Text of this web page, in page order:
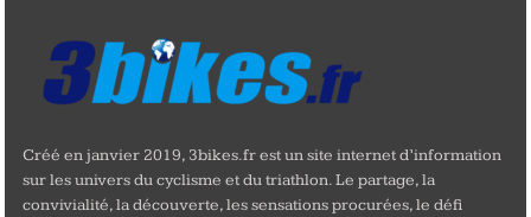
Créé en janvier 2019, 3bikes.fr est un site internet d’information
sur les univers du cyclisme et du triathlon. Le partage, la
convivialité, la découverte, les sensations procurées, le défi